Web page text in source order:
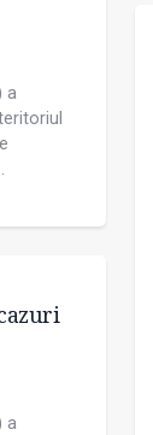
a
a